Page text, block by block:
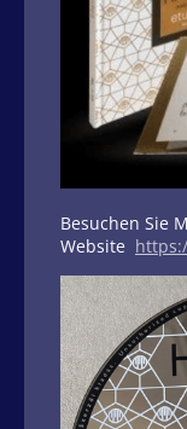
Besuchen Sie
Website